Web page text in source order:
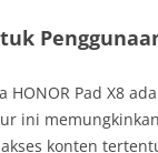
HONOR Pad X8
ini
konten